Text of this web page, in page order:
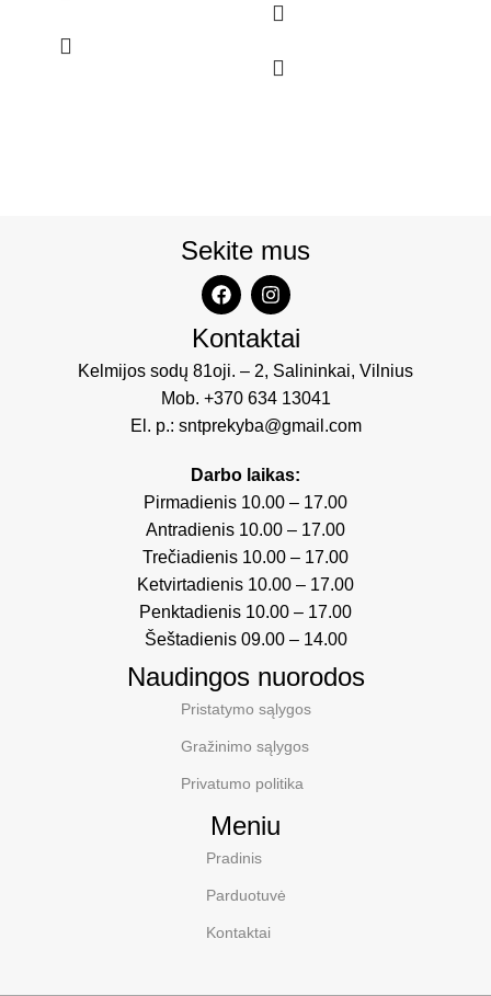
Sekite mus
Kontaktai
Kelmijos sodų 81oji. – 2, Salininkai, Vilnius
Mob. +370 634 13041
El. p.: sntprekyba@gmail.com
Darbo laikas:
Pirmadienis 10.00 – 17.00
Antradienis 10.00 – 17.00
Trečiadienis 10.00 – 17.00
Ketvirtadienis 10.00 – 17.00
Penktadienis 10.00 – 17.00
Šeštadienis 09.00 – 14.00
Naudingos nuorodos
Pristatymo sąlygos
Gražinimo sąlygos
Privatumo politika
Meniu
Pradinis
Parduotuvė
Kontaktai